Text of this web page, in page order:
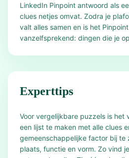
LinkedIn Pinpoint antwoord als
clues netjes omvat. Zodra je
valt alles samen en is het
vanzelfsprekend: dingen die je
Experttips
Voor vergelijkbare puzzels is het
een lijst te maken met alle clues
gemeenschappelijke factor bij te
plaats, functie en vorm. Zo vind